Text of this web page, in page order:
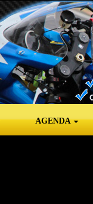
AGENDA